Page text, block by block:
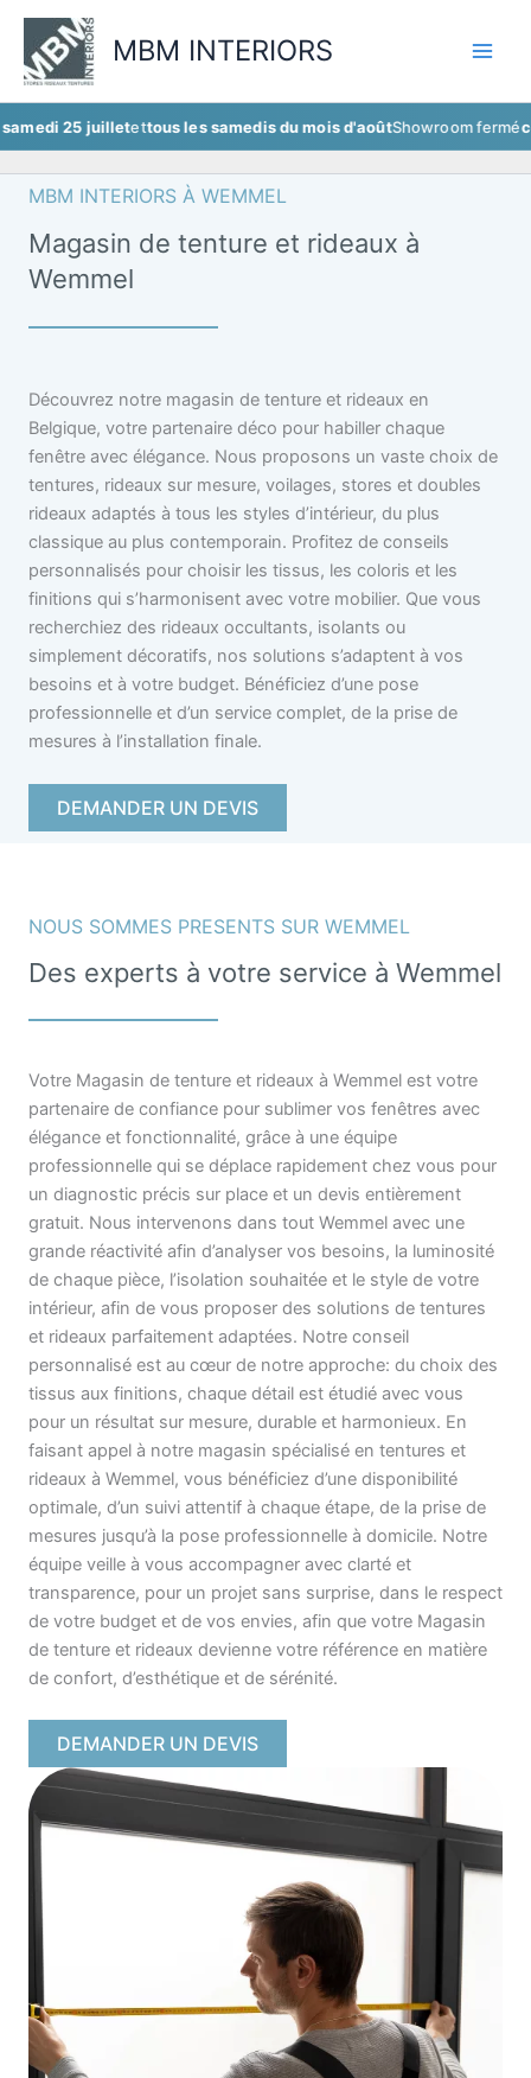
Aller
contenu
MBM INTERIORS
juillet ettous les samedis du mois d'aoûtShowroom ferméce
MBM INTERIORS À WEMMEL
Magasin de tenture et rideaux à
Wemmel
Découvrez notre magasin de tenture et rideaux en
Belgique, votre partenaire déco pour habiller chaque
fenêtre avec élégance. Nous proposons un vaste choix de
tentures, rideaux sur mesure, voilages, stores et doubles
rideaux adaptés à tous les styles d’intérieur, du plus
classique au plus contemporain. Profitez de conseils
personnalisés pour choisir les tissus, les coloris et les
finitions qui s’harmonisent avec votre mobilier. Que vous
recherchiez des rideaux occultants, isolants ou
simplement décoratifs, nos solutions s’adaptent à vos
besoins et à votre budget. Bénéficiez d’une pose
professionnelle et d’un service complet, de la prise de
mesures à l’installation finale.
DEMANDER UN DEVIS
NOUS SOMMES PRESENTS SUR WEMMEL
Des experts à votre service à Wemmel
Votre Magasin de tenture et rideaux à Wemmel est votre
partenaire de confiance pour sublimer vos fenêtres avec
élégance et fonctionnalité, grâce à une équipe
professionnelle qui se déplace rapidement chez vous pour
un diagnostic précis sur place et un devis entièrement
gratuit. Nous intervenons dans tout Wemmel avec une
grande réactivité afin d’analyser vos besoins, la luminosité
de chaque pièce, l’isolation souhaitée et le style de votre
intérieur, afin de vous proposer des solutions de tentures
et rideaux parfaitement adaptées. Notre conseil
personnalisé est au cœur de notre approche: du choix des
tissus aux finitions, chaque détail est étudié avec vous
pour un résultat sur mesure, durable et harmonieux. En
faisant appel à notre magasin spécialisé en tentures et
rideaux à Wemmel, vous bénéficiez d’une disponibilité
optimale, d’un suivi attentif à chaque étape, de la prise de
mesures jusqu’à la pose professionnelle à domicile. Notre
équipe veille à vous accompagner avec clarté et
transparence, pour un projet sans surprise, dans le respect
de votre budget et de vos envies, afin que votre Magasin
de tenture et rideaux devienne votre référence en matière
de confort, d’esthétique et de sérénité.
DEMANDER UN DEVIS